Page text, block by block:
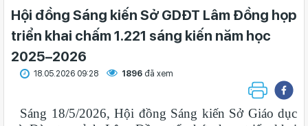
Hội đồng Sáng kiến Sở GDĐT Lâm Đồng họp
triển khai chấm 1.221 sáng kiến năm học
2025–2026
18.05.2026 09:28 1896 đã xem
Sáng 18/5/2026, Hội đồng Sáng kiến Sở Giáo dục